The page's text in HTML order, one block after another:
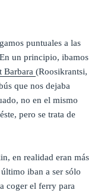
puntuales a las
un principio, ibamos
Barbara(Roosikrantsi,
que nos dejaba
no en el mismo
pero se trata de
en realidad eran más
iban a ser sólo
coger el ferry para